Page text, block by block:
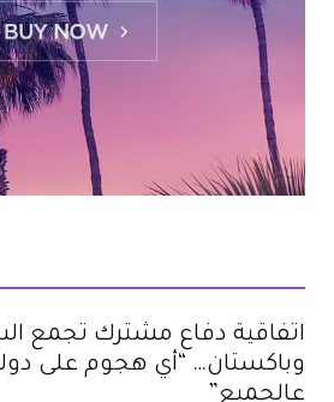
اتفاقية دفاع مشترك تجمع
وباكستان… “أي هجوم على
عالجميع”